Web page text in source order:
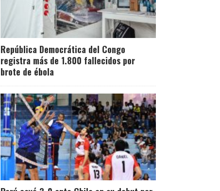
República Democrática del Congo
registra más de 1.800 fallecidos por
brote de ébola